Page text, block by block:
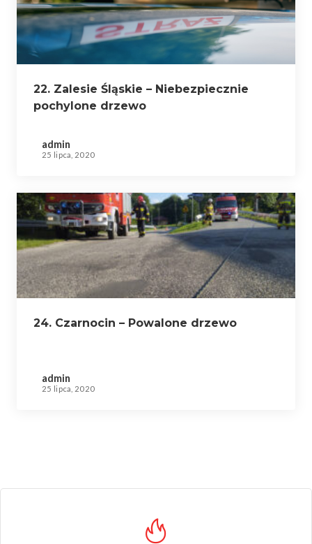
22. Zalesie Śląskie – Niebezpiecznie
pochylone drzewo
admin
25 lipca, 2020
24. Czarnocin – Powalone drzewo
admin
25 lipca, 2020